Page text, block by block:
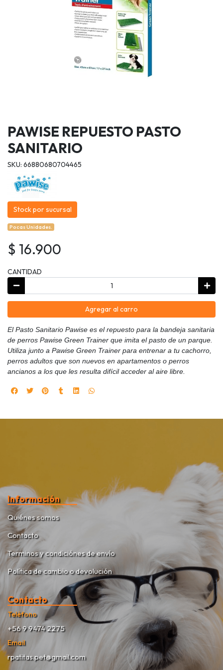
PAWISE REPUESTO PASTO
SANITARIO
SKU: 66880680704465
Stock por sucursal
Pocas Unidades.
$ 16.900
CANTIDAD
Agregar al carro
El Pasto Sanitario Pawise es el repuesto para la bandeja sanitaria
de perros Pawise Green Trainer que imita el pasto de un parque.
Utiliza junto a Pawise Green Trainer para entrenar a tu cachorro,
perros adultos que son nuevos en apartamentos o perros
ancianos a los que les resulta difícil acceder al aire libre.
Información
Quiénes somos
Contacto
Terminos y condiciónes de envío
Política de cambio o devolución
Contacto
Teléfono
+56 9 9474 2275
Email
rpatitas.pet@gmail.com